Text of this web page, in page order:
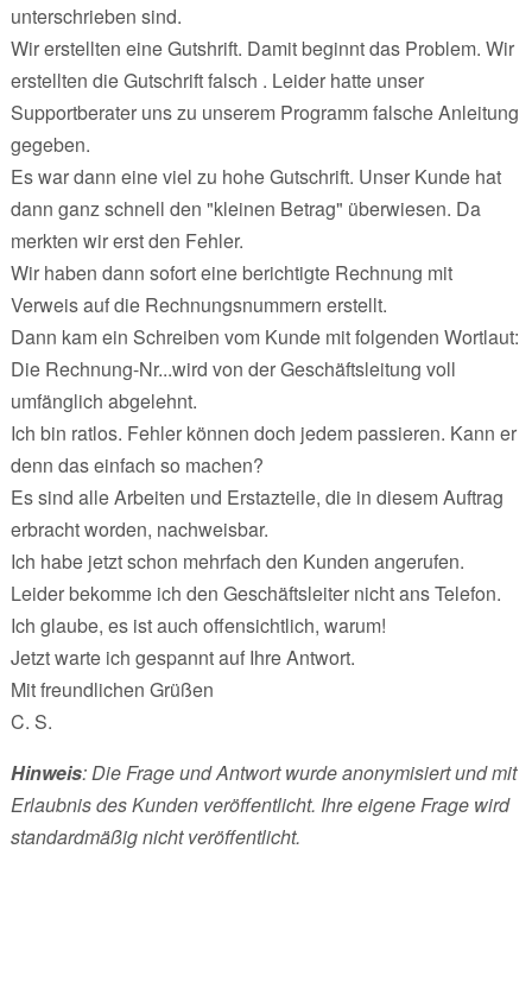
unterschrieben sind.
Wir erstellten eine Gutshrift. Damit beginnt das Problem. Wir
erstellten die Gutschrift falsch . Leider hatte unser
Supportberater uns zu unserem Programm falsche Anleitung
gegeben.
Es war dann eine viel zu hohe Gutschrift. Unser Kunde hat
dann ganz schnell den "kleinen Betrag" überwiesen. Da
merkten wir erst den Fehler.
Wir haben dann sofort eine berichtigte Rechnung mit
Verweis auf die Rechnungsnummern erstellt.
Dann kam ein Schreiben vom Kunde mit folgenden Wortlaut:
Die Rechnung-Nr...wird von der Geschäftsleitung voll
umfänglich abgelehnt.
Ich bin ratlos. Fehler können doch jedem passieren. Kann er
denn das einfach so machen?
Es sind alle Arbeiten und Erstazteile, die in diesem Auftrag
erbracht worden, nachweisbar.
Ich habe jetzt schon mehrfach den Kunden angerufen.
Leider bekomme ich den Geschäftsleiter nicht ans Telefon.
Ich glaube, es ist auch offensichtlich, warum!
Jetzt warte ich gespannt auf Ihre Antwort.
Mit freundlichen Grüßen
C. S.
Hinweis: Die Frage und Antwort wurde anonymisiert und mit
Erlaubnis des Kunden veröffentlicht. Ihre eigene Frage wird
standardmäßig nicht veröffentlicht.